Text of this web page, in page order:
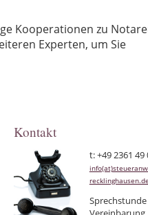
Kooperationen zu
Experten, um Sie
Kontakt
t: +49 2361 49
recklinghausen.de